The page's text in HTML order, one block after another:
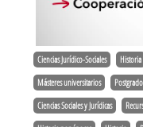
Ciencias Jurídico-Sociales Historia
Másteres universitarios Postgrado
Ciencias Sociales y Jurídicas